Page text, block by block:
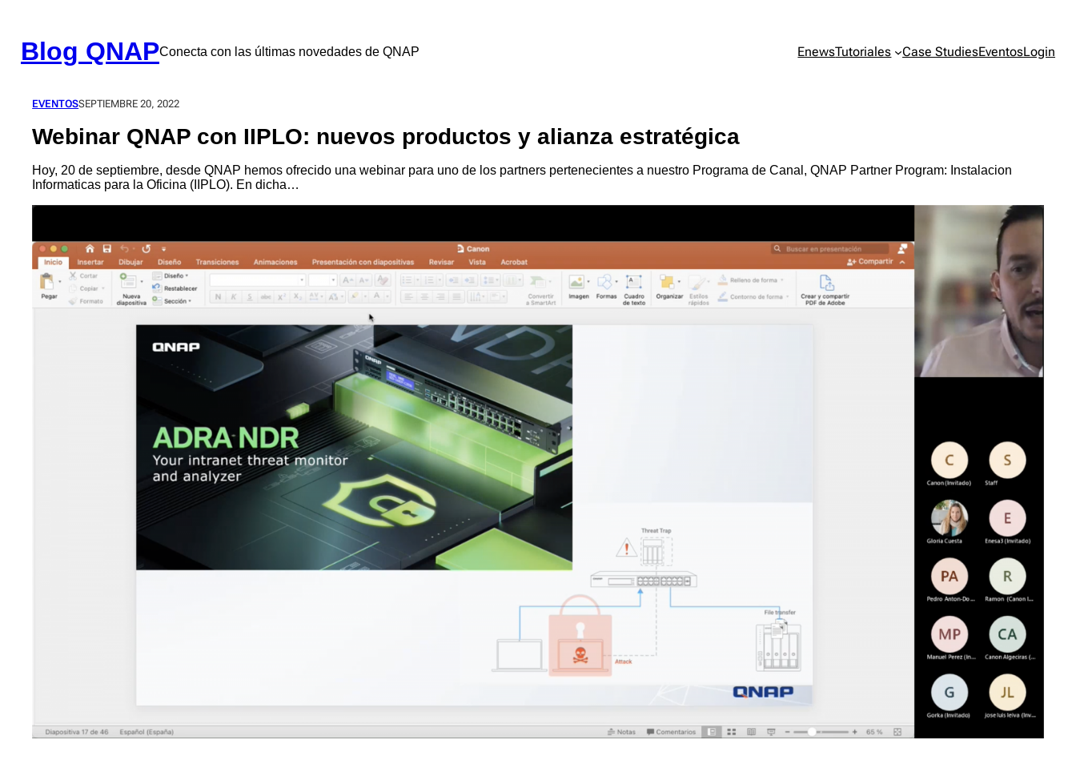
contenido
Blog QNAPConecta con las últimas novedades de QNAP EnewsTutoriales Case StudiesEventosLogin
EVENTOSSEPTIEMBRE 20, 2022
Webinar QNAP con IIPLO: nuevos productos y alianza estratégica
Hoy, 20 de septiembre, desde QNAP hemos ofrecido una webinar para uno de los partners pertenecientes a nuestro Programa de Canal, QNAP Partner Program: Instalacion
Informaticas para la Oficina (IIPLO). En dicha…